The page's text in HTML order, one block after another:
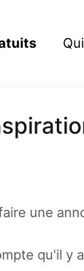
Robins des Bois
une
qu'il y